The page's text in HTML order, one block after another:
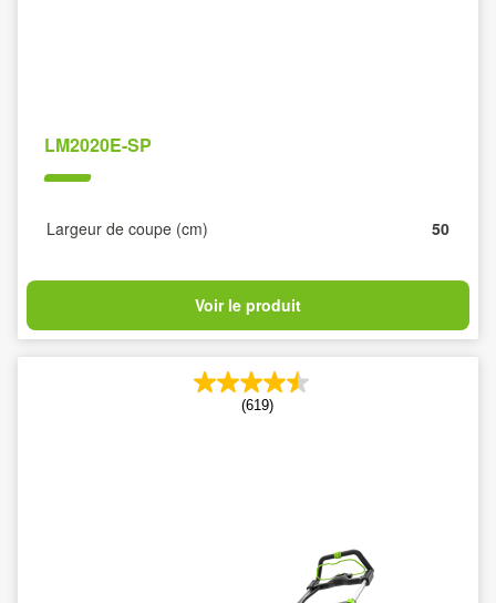
LM2020E-SP
Largeur de coupe (cm) 50
Voir le produit
(619)